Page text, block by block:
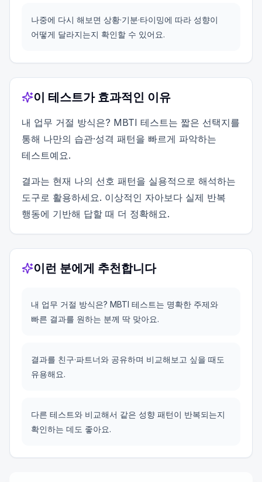
나중에 다시 해보면 상황·기분·타이밍에 따라 성향이
어떻게 달라지는지 확인할 수 있어요.
이 테스트가 효과적인 이유
내 업무 거절 방식은? MBTI 테스트는 짧은 선택지를
통해 나만의 습관·성격 패턴을 빠르게 파악하는
테스트예요.
결과는 현재 나의 선호 패턴을 실용적으로 해석하는
도구로 활용하세요. 이상적인 자아보다 실제 반복
행동에 기반해 답할 때 더 정확해요.
이런 분에게 추천합니다
내 업무 거절 방식은? MBTI 테스트는 명확한 주제와
빠른 결과를 원하는 분께 딱 맞아요.
결과를 친구·파트너와 공유하며 비교해보고 싶을 때도
유용해요.
다른 테스트와 비교해서 같은 성향 패턴이 반복되는지
확인하는 데도 좋아요.